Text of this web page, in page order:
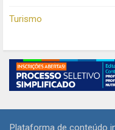
Turismo
Plataforma de conteúdo